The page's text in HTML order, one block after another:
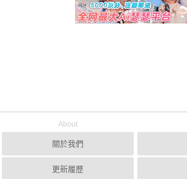
About
關於我們
更新履歷